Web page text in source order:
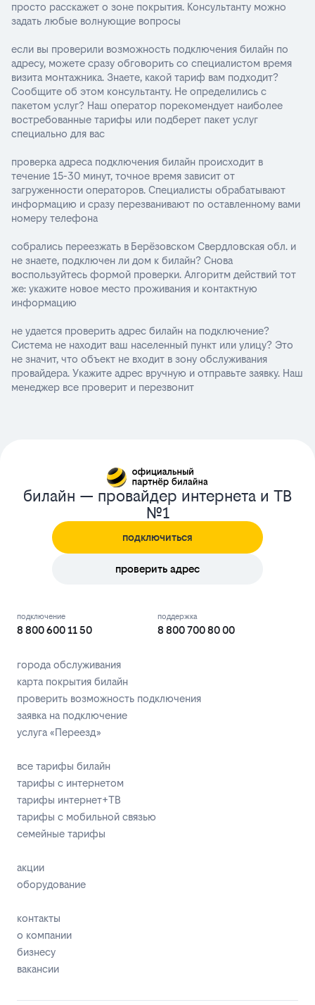
просто расскажет о зоне покрытия. Консультанту можно
задать любые волнующие вопросы
если вы проверили возможность подключения билайн по
адресу, можете сразу обговорить со специалистом время
визита монтажника. Знаете, какой тариф вам подходит?
Сообщите об этом консультанту. Не определились с
пакетом услуг? Наш оператор порекомендует наиболее
востребованные тарифы или подберет пакет услуг
специально для вас
проверка адреса подключения билайн происходит в
течение 15-30 минут, точное время зависит от
загруженности операторов. Специалисты обрабатывают
информацию и сразу перезванивают по оставленному вами
номеру телефона
собрались переезжать в Берёзовском Свердловская обл. и
не знаете, подключен ли дом к билайн? Снова
воспользуйтесь формой проверки. Алгоритм действий тот
же: укажите новое место проживания и контактную
информацию
не удается проверить адрес билайн на подключение?
Система не находит ваш населенный пункт или улицу? Это
не значит, что объект не входит в зону обслуживания
провайдера. Укажите адрес вручную и отправьте заявку. Наш
менеджер все проверит и перезвонит
билайн — провайдер интернета и ТВ
№1
подключиться
проверить адрес
подключение
8 800 600 11 50
поддержка
8 800 700 80 00
города обслуживания
карта покрытия билайн
проверить возможность подключения
заявка на подключение
услуга «Переезд»
все тарифы билайн
тарифы с интернетом
тарифы интернет+ТВ
тарифы с мобильной связью
семейные тарифы
акции
оборудование
контакты
о компании
бизнесу
вакансии